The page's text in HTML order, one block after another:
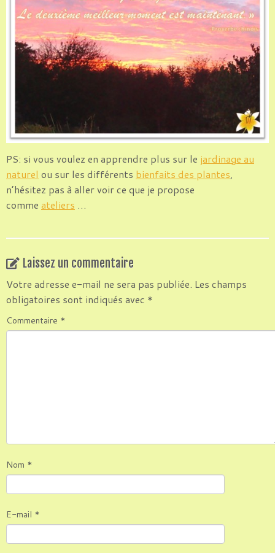
PS: si vous voulez en apprendre plus sur le jardinage au
naturel ou sur les différents bienfaits des plantes,
n’hésitez pas à aller voir ce que je propose
comme ateliers …
Laissez un commentaire
Votre adresse e-mail ne sera pas publiée. Les champs
obligatoires sont indiqués avec *
Commentaire *
Nom *
E-mail *